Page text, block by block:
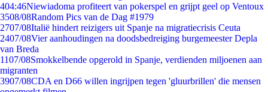
404:46Niewiadoma profiteert van pokerspel en grijpt geel op Ventoux
3508/08Random Pics van de Dag #1979
2707/08Italië hindert reizigers uit Spanje na migratiecrisis Ceuta
2407/08Vier aanhoudingen na doodsbedreiging burgemeester Depla
van Breda
1107/08Smokkelbende opgerold in Spanje, verdienden miljoenen aan
migranten
3907/08CDA en D66 willen ingrijpen tegen 'gluurbrillen' die mensen